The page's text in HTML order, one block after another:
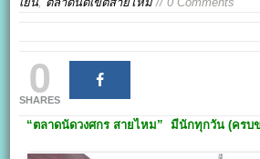
0
SHARES
“ตลาดนัดวงศกร สายไหม” มีนักทุกวัน(ครบ